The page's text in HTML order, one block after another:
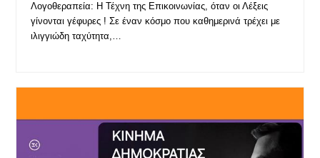
Λογοθεραπεία: Η Τέχνη της Επικοινωνίας, όταν οι Λέξεις
γίνονται γέφυρες ! Σε έναν κόσμο που καθημερινά τρέχει με
ιλιγγιώδη ταχύτητα,…